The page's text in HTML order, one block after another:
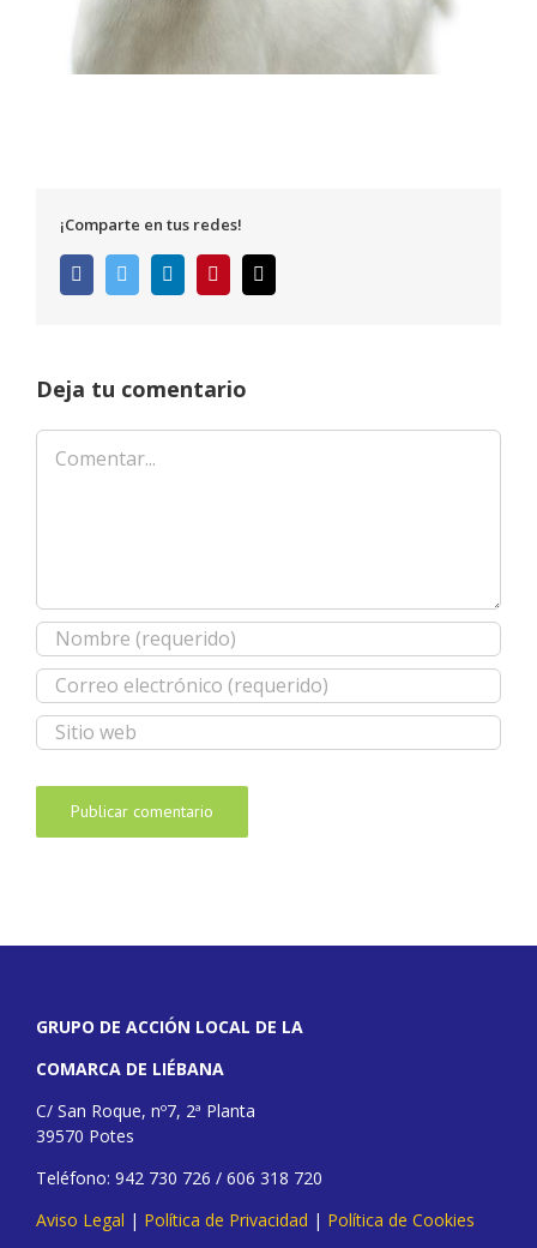
¡Comparte en tus redes!
FacebookTwitter LinkedInPinterest
electrónico
Deja tu comentario
Comentar
GRUPO DE ACCIÓN LOCAL DE LA
COMARCA DE LIÉBANA
C/ San Roque, nº7, 2ª Planta
39570 Potes
Teléfono: 942 730 726 / 606 318 720
Aviso Legal | Política de Privacidad | Política de Cookies